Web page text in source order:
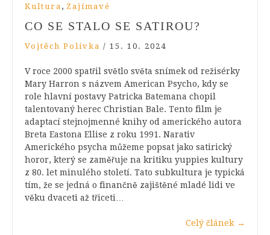
Kultura , Zajímavé
CO SE STALO SE SATIROU?
Vojtěch Polívka / 15. 10. 2024
V roce 2000 spatřil světlo světa snímek od režisérky
Mary Harron s názvem American Psycho, kdy se
role hlavní postavy Patricka Batemana chopil
talentovaný herec Christian Bale. Tento film je
adaptací stejnojmenné knihy od amerického autora
Breta Eastona Ellise z roku 1991. Narativ
Amerického psycha můžeme popsat jako satirický
horor, který se zaměřuje na kritiku yuppies kultury
z 80. let minulého století. Tato subkultura je typická
tím, že se jedná o finančně zajištěné mladé lidi ve
věku dvaceti až třiceti…
Celý článek →